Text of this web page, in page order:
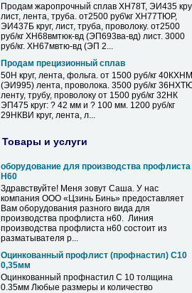
Продам жаропрочный сплав ХН78Т, ЭИ435
лист, лента, труба. от2500 руб\кг ХН77ТЮР,
ЭИ437Б круг, лист, труба, проволоку. от2500
руб/кг ХН68вмтюк-вд (ЭП693ва-вд) лист. 3000
руб/кг. ХН67мвтю-вд (ЭП 2...
Продам прецизионный сплав
50Н круг, лента, фольга. от 1500 руб/кг 40КХНМ
(ЭИ995) лента, проволока. 3500 руб/кг
ленту, трубу, проволоку от 1500 руб/кг 32НК
ЭП475 круг: ? 42 мм и ? 100 мм. 1200 руб/кг
29НКВИ круг, лента, л...
Товары и услуги
оборудование для производства профлиста
Н60
Здравствуйте! Меня зовут Саша. У нас
компания ООО «Цзинь Бинь» предоставляет
Вам оборудования разного вида для
производства профлиста н60. Линия
производства профлиста н60 состоит из
разматывателя р...
Оцинкованный профлист (профнастил) С10
0,35мм
Оцинкованный профнастил С 10 толщина
0.35мм Любые размеры и количество